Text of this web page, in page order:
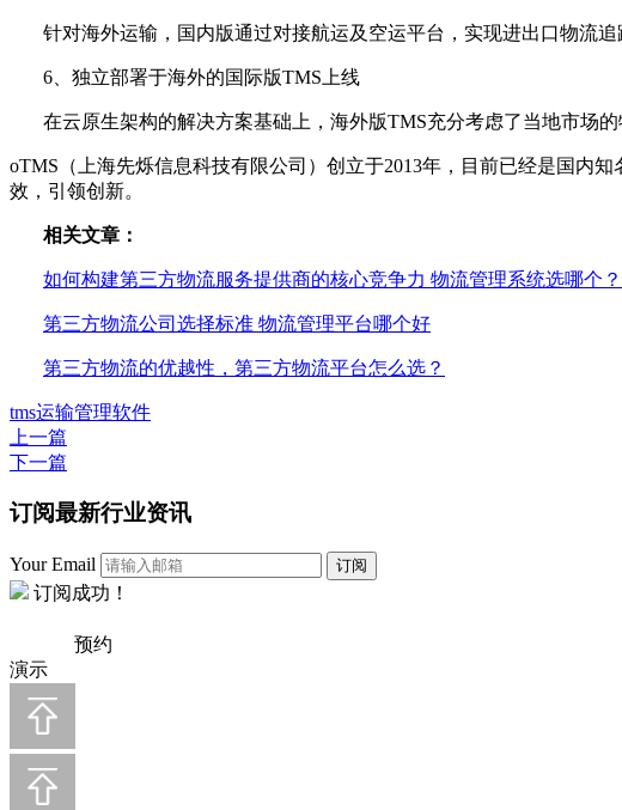
针对海外运输，国内版通过对接航运及空运平台，实现进出口物流追
6、独立部署于海外的国际版TMS上线
在云原生架构的解决方案基础上，海外版TMS充分考虑了当地市场
oTMS（上海先烁信息科技有限公司）创立于2013年，目前已经是国内
效，引领创新。
相关文章：
如何构建第三方物流服务提供商的核心竞争力 物流管理系统选哪个？
第三方物流公司选择标准 物流管理平台哪个好
第三方物流的优越性，第三方物流平台怎么选？
tms运输管理软件
上一篇
下一篇
订阅最新行业资讯
Your Email 订阅
订阅成功！
预约
演示